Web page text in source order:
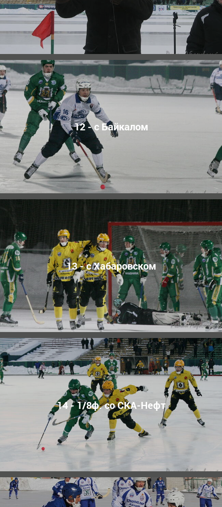
12 - с Байкалом
13 - с Хабаровском
14 - 1/8ф. со СКА-Нефт